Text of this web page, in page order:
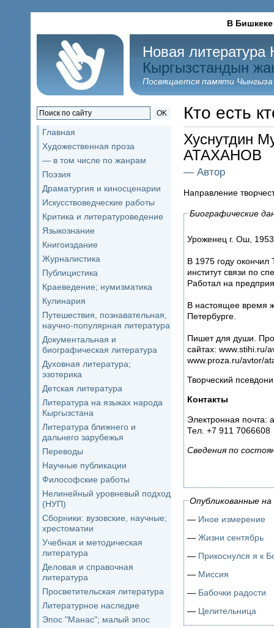
В Бишкеке
Новая литература
Кыргызстандын
Посвящается памяти
OK
Главная
Художественная проза
— в том числе по жанрам
Поэзия
Драматургия и киносценарии
Искусствоведческие работы
Критика и литературоведение
Языкознание
Книгоиздание
Журналистика
Публицистика
Краеведение; нумизматика
Кулинария
Путешествия, познавательная,
научно-популярная литература
Документальная и
биографическая литература
Духовная литература;
эзотерика
Детская литература
Литература на языках народа
Кыргызстана
Литература ближнего и
дальнего зарубежья
Переводы
Научные публикации
Философские работы
Нелинейный уровневый подход
(НУП)
Сборники: вузовские, научные;
хрестоматии
Учебная и методическая
литература
Деловая и справочная
литература
Просветительская литература
Литературное наследие
Эпос "Манас"; малый эпос
Кто есть
Хуснутдин
АТАХАНОВ
— Автор
Направление
Биографические
Уроженец г. Ош,
В 1975 году окончил
институт связи по
Работал на
В настоящее время
Петербурге.
Пишет для души.
сайтах: www.stihi.ru/
www.proza.ru/avtor/
Творческий
Контакты
Электронная почта:
Тел. +7 911 7066608
Сведения по
Опубликованные
— Иное измерение
— Жизни сентябрь
— Прикоснулся я к
— Миссия
— Бабочки радости
— Целительница